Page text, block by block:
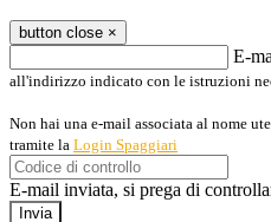
button close ×
E-
all'indirizzo indicato con le istruzioni
Non hai una e-mail associata al nome
tramite la Login Spaggiari
E-mail inviata, si prega di